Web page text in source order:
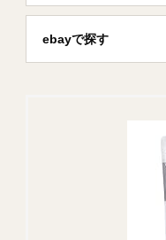
ebayで探す